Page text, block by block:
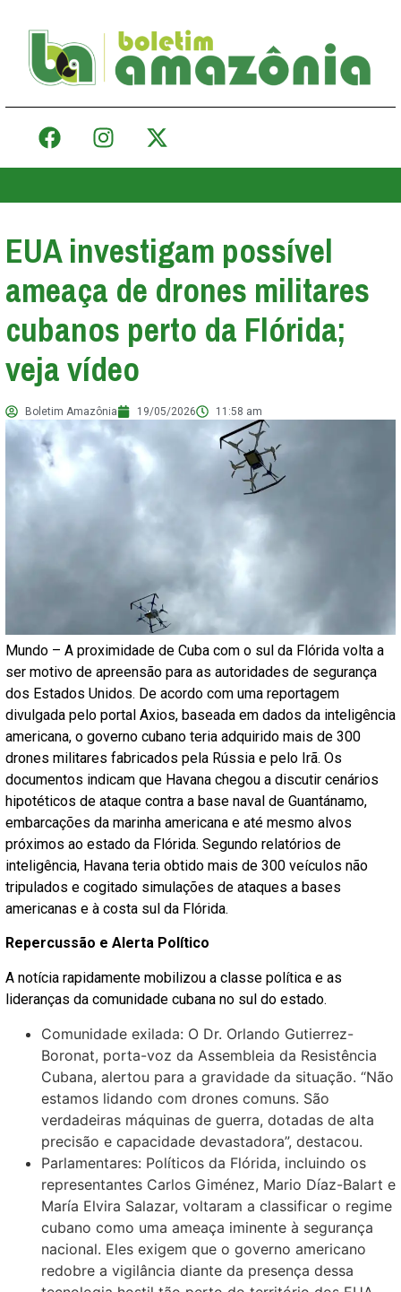
EUA investigam possível
ameaça de drones militares
cubanos perto da Flórida;
veja vídeo
Boletim Amazônia 19/05/2026 11:58 am
Mundo – A proximidade de Cuba com o sul da Flórida volta a
ser motivo de apreensão para as autoridades de segurança
dos Estados Unidos. De acordo com uma reportagem
divulgada pelo portal Axios, baseada em dados da inteligência
americana, o governo cubano teria adquirido mais de 300
drones militares fabricados pela Rússia e pelo Irã. Os
documentos indicam que Havana chegou a discutir cenários
hipotéticos de ataque contra a base naval de Guantánamo,
embarcações da marinha americana e até mesmo alvos
próximos ao estado da Flórida. Segundo relatórios de
inteligência, Havana teria obtido mais de 300 veículos não
tripulados e cogitado simulações de ataques a bases
americanas e à costa sul da Flórida.
Repercussão e Alerta Político
A notícia rapidamente mobilizou a classe política e as
lideranças da comunidade cubana no sul do estado.
Comunidade exilada: O Dr. Orlando Gutierrez-
Boronat, porta-voz da Assembleia da Resistência
Cubana, alertou para a gravidade da situação. “Não
estamos lidando com drones comuns. São
verdadeiras máquinas de guerra, dotadas de alta
precisão e capacidade devastadora”, destacou.
Parlamentares: Políticos da Flórida, incluindo os
representantes Carlos Giménez, Mario Díaz-Balart e
María Elvira Salazar, voltaram a classificar o regime
cubano como uma ameaça iminente à segurança
nacional. Eles exigem que o governo americano
redobre a vigilância diante da presença dessa